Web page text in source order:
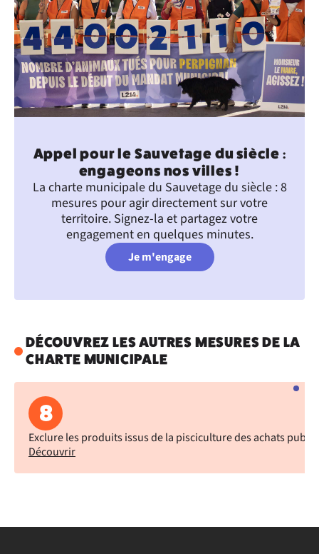
Appel pour le Sauvetage du siècle :
engageons nos villes !
La charte municipale du Sauvetage du siècle : 8
mesures pour agir directement sur votre
territoire. Signez-la et partagez votre
engagement en quelques minutes.
Je m'engage
DÉCOUVREZ LES AUTRES MESURES DE LA
CHARTE MUNICIPALE
8
Exclure les produits issus de la pisciculture des achats
Découvrir